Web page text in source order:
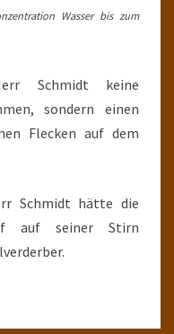
Wasser bis zum
Schmidt keine
sondern einen
Flecken auf dem
Schmidt hätte die
auf seiner Stirn